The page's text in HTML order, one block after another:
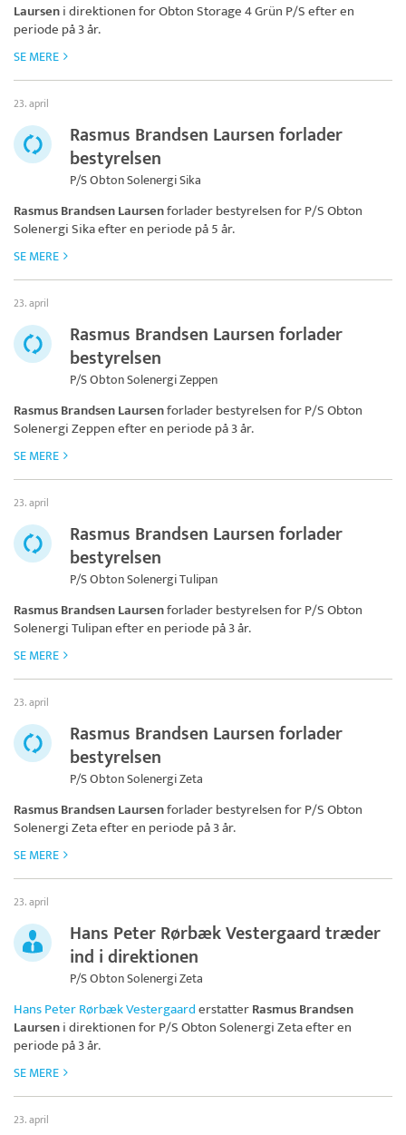
Laurseni direktionen forObton Storage 4 Grün P/Sefter en
periode på 3 år.
SE MERE
23. april
Rasmus Brandsen Laursen forlader
bestyrelsen
P/S Obton Solenergi Sika
Rasmus Brandsen Laursenforlader bestyrelsen forP/S Obton
Solenergi Sikaefter en periode på 5 år.
SE MERE
23. april
Rasmus Brandsen Laursen forlader
bestyrelsen
P/S Obton Solenergi Zeppen
Rasmus Brandsen Laursenforlader bestyrelsen forP/S Obton
Solenergi Zeppenefter en periode på 3 år.
SE MERE
23. april
Rasmus Brandsen Laursen forlader
bestyrelsen
P/S Obton Solenergi Tulipan
Rasmus Brandsen Laursenforlader bestyrelsen forP/S Obton
Solenergi Tulipanefter en periode på 3 år.
SE MERE
23. april
Rasmus Brandsen Laursen forlader
bestyrelsen
P/S Obton Solenergi Zeta
Rasmus Brandsen Laursenforlader bestyrelsen forP/S Obton
Solenergi Zetaefter en periode på 3 år.
SE MERE
23. april
Hans Peter Rørbæk Vestergaard træder
ind i direktionen
P/S Obton Solenergi Zeta
Hans Peter Rørbæk VestergaarderstatterRasmus Brandsen
Laurseni direktionen forP/S Obton Solenergi Zetaefter en
periode på 3 år.
SE MERE
23. april